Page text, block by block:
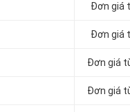
Đơn giá
Đơn giá
Đơn giá
Đơn giá